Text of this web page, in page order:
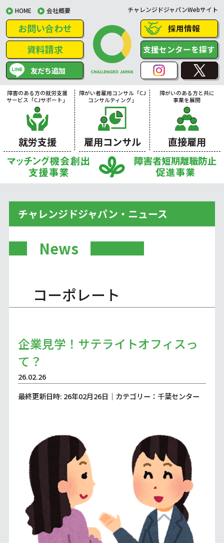
HOME 会社概要 チャレンジドジャパンWebサイト
お問い合わせ
資料請求
友だち追加
採用情報
支援センターを探す
障害のある方の就労支援
サービス「CJサポート」
就労支援
障がい者雇用コンサル「CJ
コンサルティング」
雇用コンサル
障がいのある方と共に
事業を展開
直接雇用
チャレンジドジャパン・ニュース
News
コーポレート
企業見学！サテライトオフィスっ
て？
26.02.26
最終更新日時: 26年02月26日｜カテゴリー：千葉センター